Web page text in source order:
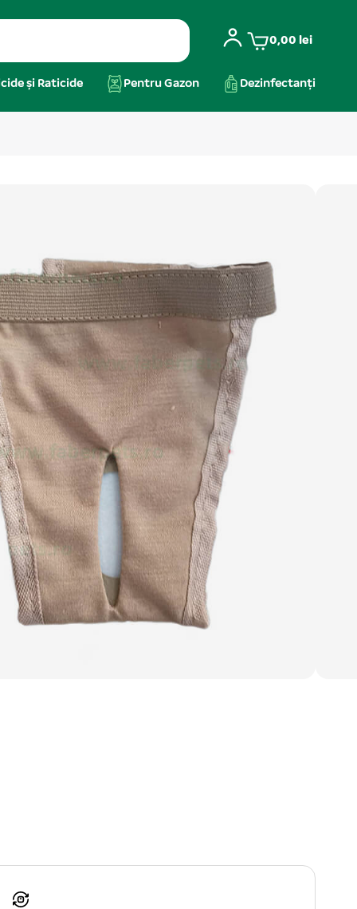
0,00 lei
și Raticide Pentru Gazon Dezinfectanți
în călduri. Contribuie la menținerea igienei
În același timp, protejează cățeaua prin
infecții ale tractului genital, mai...
Citeste mai mult
,Scutece